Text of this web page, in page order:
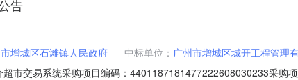
告
增城区石滩镇人民政府 中标单位： 广州市增城区城开工程管理
市交易系统采购项目编码：4401187181477222608030233采购